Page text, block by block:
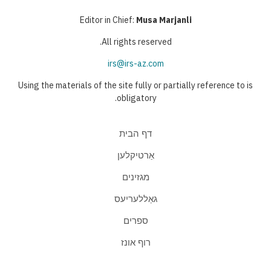
Editor in Chief: Musa Marjanli
All rights reserved.
irs@irs-az.com
Using the materials of the site fully or partially reference to is
obligatory.
דף הבית
אַרטיקלען
מגזינים
גאַללעריעס
ספרים
רוף אונז